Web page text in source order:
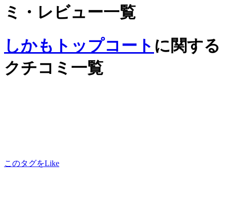
ミ・レビュー一覧
しかもトップコート に関する
クチコミ一覧
このタグをLike